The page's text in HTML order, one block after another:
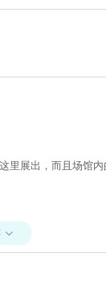
展出，而且场馆
